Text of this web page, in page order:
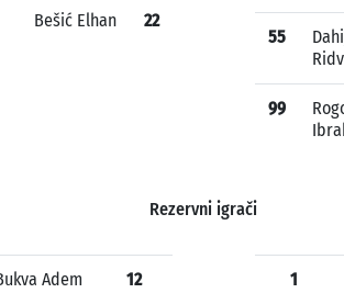
Bešić Elhan 22
55
99
Rezervni igrači
Adem 12 1